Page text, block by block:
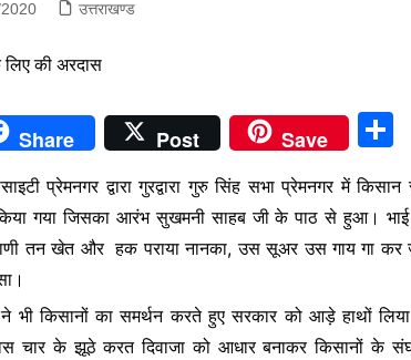
उत्तराखण्ड
Share Post Save
प्रेमनगर द्वारा गुरद्वारा गुरु सिंह सभा प्रेमनगर में
किया गया जिसका आरंभ सुखमनी साहब जी के पाठ से हुआ।
तन खेत और हक पराया नानका, उस सूअर उस गाय गा कर
भी किसानों का समर्थन करते हुए सरकार को आड़े हाथों
चार के झूठे करत दिवाजा को आधार बनाकर किसानों के